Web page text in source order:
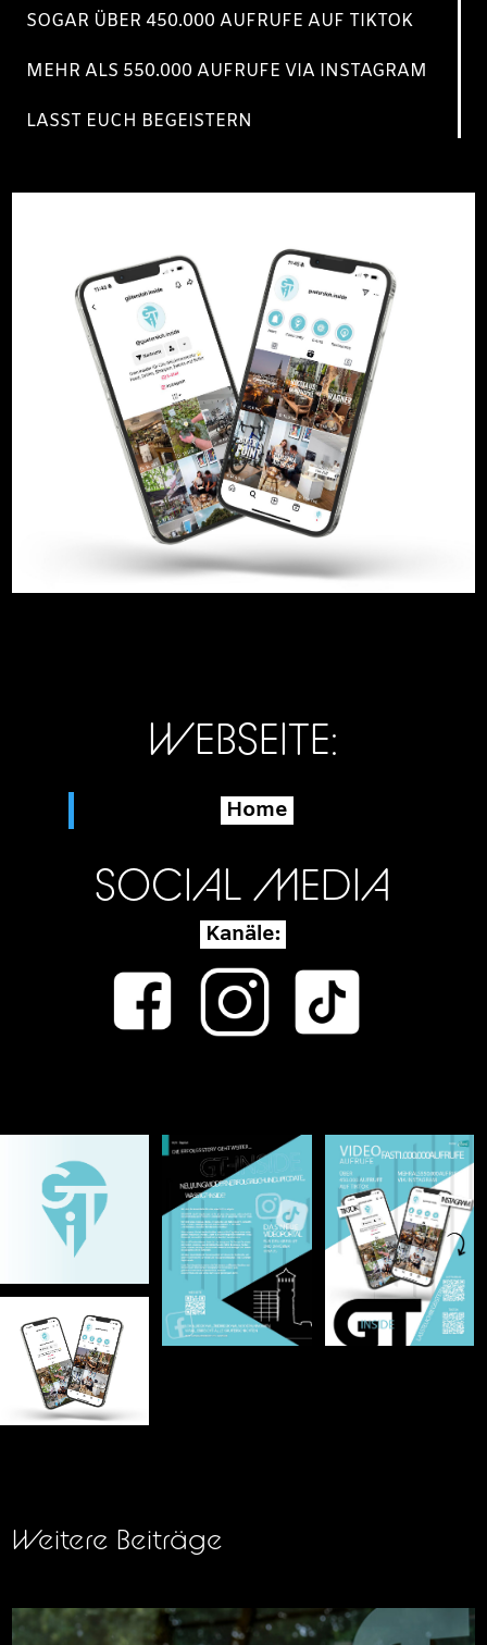
SOGAR ÜBER 450.000 AUFRUFE AUF TIKTOK
MEHR ALS 550.000 AUFRUFE VIA INSTAGRAM
LASST EUCH BEGEISTERN
WEBSEITE:
Home
SOCIAL MEDIA
Kanäle:
Weitere Beiträge